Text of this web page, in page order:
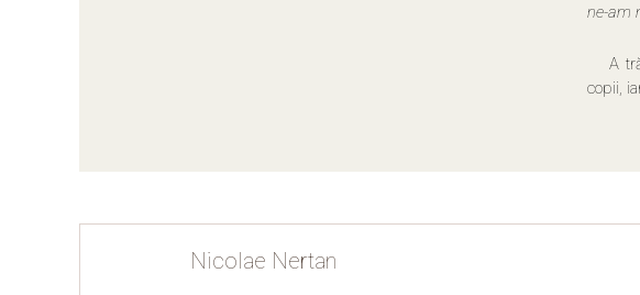
ne-am
A
copii,
Nicolae Nertan